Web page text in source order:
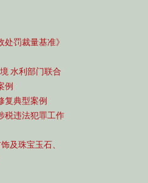
罚裁量基准》
水利部门联合
例
复典型案例
税违法犯罪工作
及珠宝玉石、